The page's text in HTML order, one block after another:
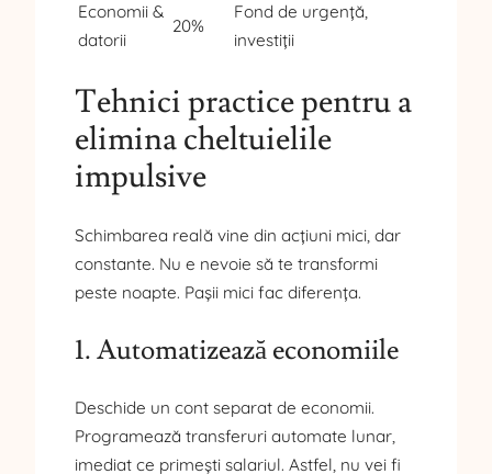
Economii &
datorii
20%
Fond de urgență,
investiții
Tehnici practice pentru a
elimina cheltuielile
impulsive
Schimbarea reală vine din acțiuni mici, dar
constante. Nu e nevoie să te transformi
peste noapte. Pașii mici fac diferența.
1. Automatizează economiile
Deschide un cont separat de economii.
Programează transferuri automate lunar,
imediat ce primești salariul. Astfel, nu vei fi